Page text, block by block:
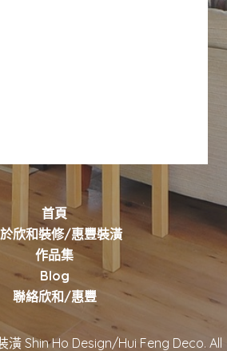
首頁
欣和裝修/惠豐裝潢
作品集
Blog
聯絡欣和/惠豐
Shin Ho Design/Hui Feng Deco. All